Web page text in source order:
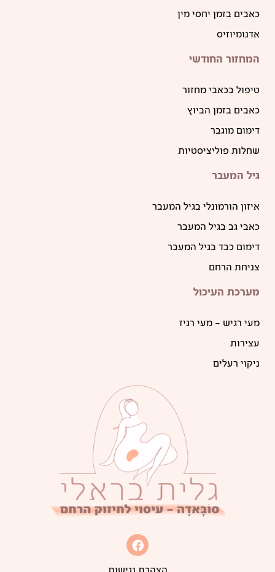
כאבים בזמן יחסי מין
אדנומיוזיס
המחזור החודשי
טיפול בכאבי מחזור
כאבים בזמן הביוץ
דימום מוגבר
שחלות פוליציסטיות
גיל המעבר
איזון הורמונלי בגיל המעבר
כאבי גב בגיל המעבר
דימום כבד בגיל המעבר
צניחת הרחם
מערכת העיכול
מעי רגיש – מעי רגיז
עצירות
ניקוי רעלים